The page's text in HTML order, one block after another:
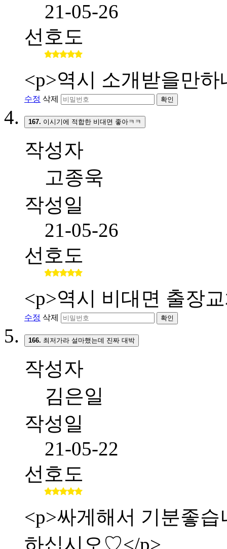
21-05-26
선호도
<p>역시 소개받을만하
수정 삭제 확인
167. 이시기에 적합한 비대면 좋아ㅋㅋ
작성자
고종욱
작성일
21-05-26
선호도
<p>역시 비대면 출장
수정 삭제 확인
166. 최저가라 설마했는데 진짜 대박
작성자
김은일
작성일
21-05-22
선호도
<p>싸게해서 기분좋습
하십시오♡</p>